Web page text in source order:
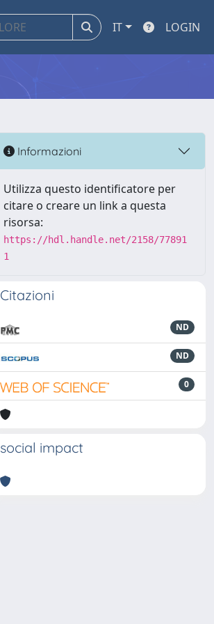
IT LOGIN
Informazioni
Utilizza questo identificatore per
citare o creare un link a questa
risorsa:
https://hdl.handle.net/2158/77891
1
Citazioni
ND
ND
0
social impact